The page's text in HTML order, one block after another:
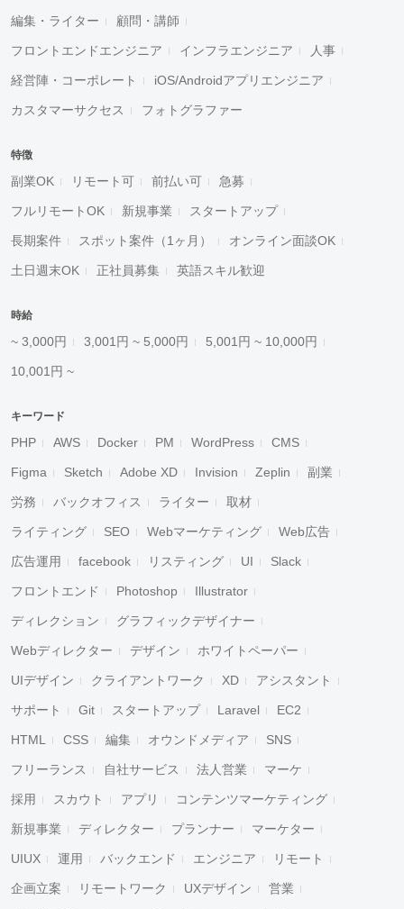
編集・ライター 顧問・講師
フロントエンドエンジニア インフラエンジニア 人事
経営陣・コーポレート iOS/Androidアプリエンジニア
カスタマーサクセス フォトグラファー
特徴
副業OK リモート可 前払い可 急募
フルリモートOK 新規事業 スタートアップ
長期案件 スポット案件（1ヶ月） オンライン面談OK
土日週末OK 正社員募集 英語スキル歓迎
時給
~ 3,000円 3,001円 ~ 5,000円 5,001円 ~ 10,000円
10,001円 ~
キーワード
PHP AWS Docker PM WordPress CMS
Figma Sketch Adobe XD Invision Zeplin 副業
労務 バックオフィス ライター 取材
ライティング SEO Webマーケティング Web広告
広告運用 facebook リスティング UI Slack
フロントエンド Photoshop Illustrator
ディレクション グラフィックデザイナー
Webディレクター デザイン ホワイトペーパー
UIデザイン クライアントワーク XD アシスタント
サポート Git スタートアップ Laravel EC2
HTML CSS 編集 オウンドメディア SNS
フリーランス 自社サービス 法人営業 マーケ
採用 スカウト アプリ コンテンツマーケティング
新規事業 ディレクター プランナー マーケター
UIUX 運用 バックエンド エンジニア リモート
企画立案 リモートワーク UXデザイン 営業